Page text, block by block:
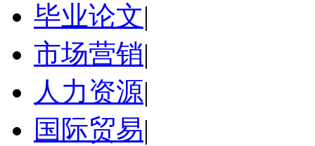
毕业论文|
市场营销|
人力资源|
国际贸易|